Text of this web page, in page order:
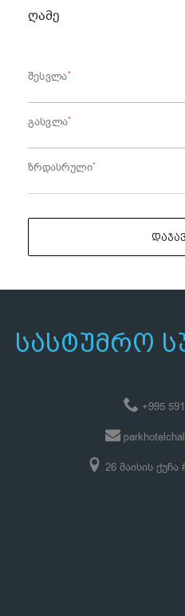
ღამე
შესვლა*
გასვლა*
ზრდასრული*
ᲡᲐᲡᲢᲣᲛᲠᲝ
+995
26 მაისის